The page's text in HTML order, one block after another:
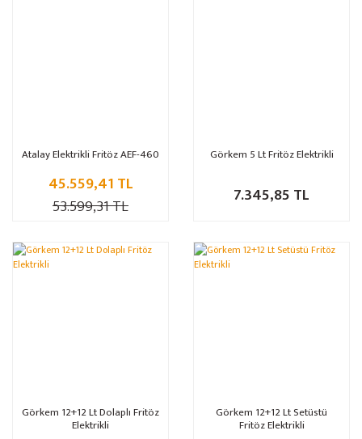
Atalay Elektrikli Fritöz AEF-460
45.559,41 TL
53.599,31 TL
Görkem 5 Lt Fritöz Elektrikli
7.345,85 TL
Görkem 12+12 Lt Dolaplı Fritöz
Elektrikli
Görkem 12+12 Lt Setüstü
Fritöz Elektrikli